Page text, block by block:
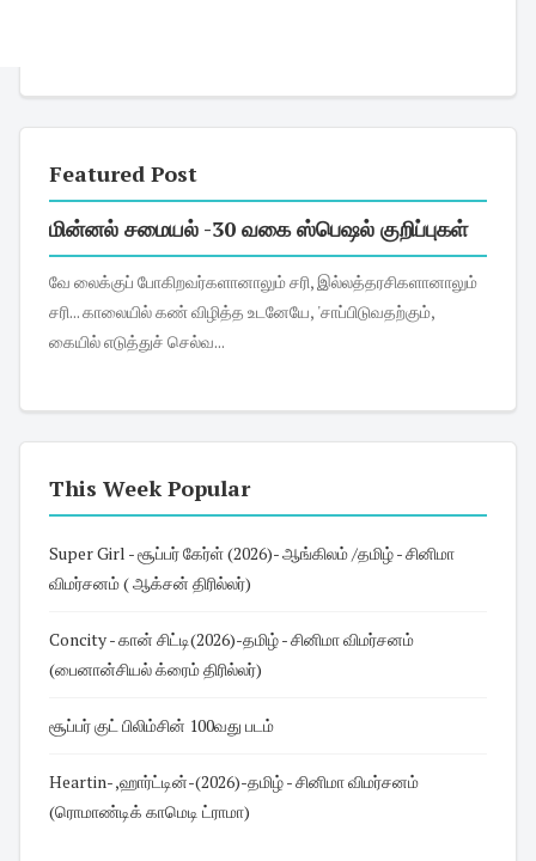
Featured Post
மின்னல் சமையல் -30 வகை ஸ்பெஷல் குறிப்புகள்
வே லைக்குப் போகிறவர்களானாலும் சரி, இல்லத்தரசிகளானாலும்
சரி... காலையில் கண் விழித்த உடனேயே, 'சாப்பிடுவதற்கும்,
கையில் எடுத்துச் செல்வ...
This Week Popular
Super Girl - சூப்பர் கேர்ள் (2026)- ஆங்கிலம் /தமிழ் - சினிமா
விமர்சனம் ( ஆக்சன் திரில்லர்)
Concity - கான் சிட்டி(2026)-தமிழ் - சினிமா விமர்சனம்
(பைனான்சியல் க்ரைம் திரில்லர்)
சூப்பர் குட் பிலிம்சின் 100வது படம்
Heartin- ,ஹார்ட்டின்-(2026)-தமிழ் - சினிமா விமர்சனம்
(ரொமாண்டிக் காமெடி ட்ராமா)